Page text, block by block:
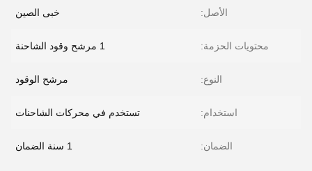
الأصل: خبى الصين
محتويات الحزمة: 1 مرشح وقود الشاحنة
النوع: مرشح الوقود
استخدام: تستخدم في محركات الشاحنات
الضمان: 1 سنة الضمان